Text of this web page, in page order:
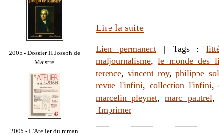
2005 - Dossier H Joseph de
Maistre
2005 - L'Atelier du roman
Lire la suite
Lien permanent| Tags :
maljournalisme,le monde des
terence,vincent roy,philippe
revue l'infini, collection l'infini,
marcelin pleynet,marc pautrel,
Imprimer